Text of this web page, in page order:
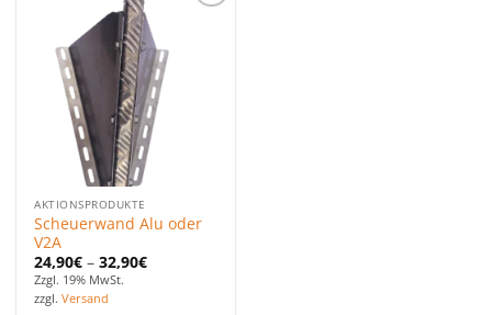
hinzufügen
AKTIONSPRODUKTE
Scheuerwand Alu oder
V2A
24,90€ –32,90€
Zzgl. 19% MwSt.
zzgl.Versand